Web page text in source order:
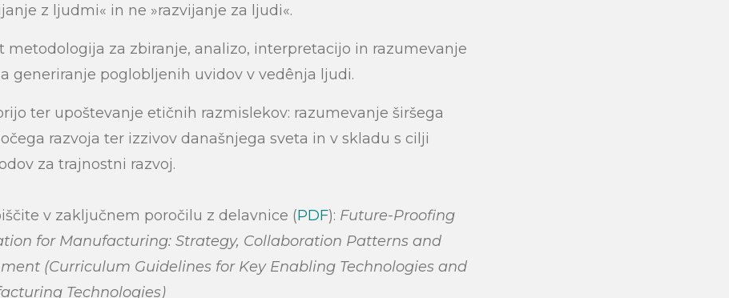
z ljudmi« in ne »razvijanje za ljudi«.
metodologija za zbiranje, analizo, interpretacijo in razumevanje
generiranje poglobljenih uvidov v vedênja ljudi.
ter upoštevanje etičnih razmislekov: razumevanje širšega
razvoja ter izzivov današnjega sveta in v skladu s cilji
za trajnostni razvoj.
v zaključnem poročilu z delavnice (PDF): Future-Proofing
for Manufacturing: Strategy, Collaboration Patterns and
(Curriculum Guidelines for Key Enabling Technologies and
Technologies)